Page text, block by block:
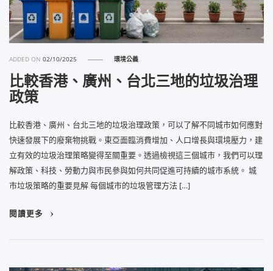
ADDED ON02/10/2025 環境公義
比較香港、廣州、台北三地的垃圾治理
政策
比較香港、廣州、台北三地的垃圾治理政策，可以了解不同城市如何應對
快速發展下的廢棄物挑戰。東亞面臨消費增加、人口增長與環境壓力，建
立有效的垃圾治理策略變得至關重要。透過檢視這三個城市，我們可以理
解政策、科技、勞動力與市民參與如何共同促進可持續的城市系統。 城
市垃圾策略的重要見解 每個城市的垃圾管理方法 […]
閱讀更多